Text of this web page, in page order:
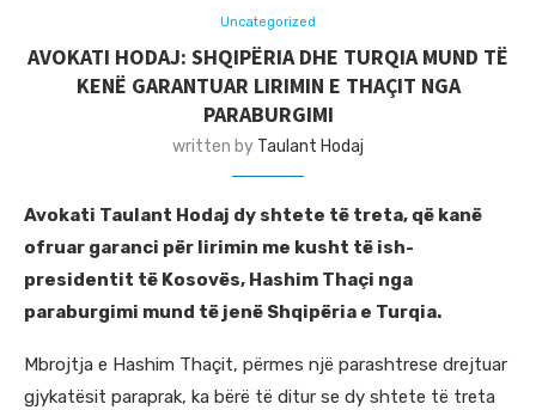
Uncategorized
AVOKATI HODAJ: SHQIPËRIA DHE TURQIA MUND TË
KENË GARANTUAR LIRIMIN E THAÇIT NGA
PARABURGIMI
written by Taulant Hodaj
Avokati Taulant Hodaj dy shtete të treta, që kanë
ofruar garanci për lirimin me kusht të ish-
presidentit të Kosovës, Hashim Thaçi nga
paraburgimi mund të jenë Shqipëria e Turqia.
Mbrojtja e Hashim Thaçit, përmes një parashtrese drejtuar
gjykatësit paraprak, ka bërë të ditur se dy shtete të treta